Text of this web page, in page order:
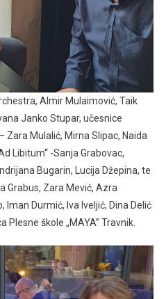
Almir Mulaimović, Taik
Janko Stupar, učesnice
Zara Mulalić, Mirna Slipac, Naida
Libitum“ -Sanja Grabovac,
Bugarin, Lucija Džepina, te
Grabus, Zara Mević, Azra
Iman Durmić, Iva Iveljić, Dina Delić
Plesne škole „MAYA” Travnik.